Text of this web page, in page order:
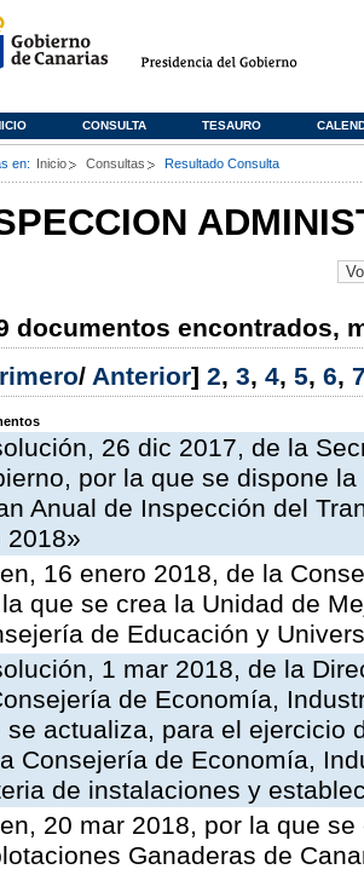
CONSULTA TESAURO
en: Inicio Consultas Resultado Consulta
documentos encontrados,
/ Anterior] 2, 3, 4, 5, 6,
26 dic 2017, de la
por la que se dispone
Anual de Inspección del
2018»
16 enero 2018, de la
que se crea la Unidad de
de Educación y
1 mar 2018, de la
de Economía,
se actualiza, para el ejercicio
Consejería de Economía,
de instalaciones y
20 mar 2018, por la que
Ganaderas de